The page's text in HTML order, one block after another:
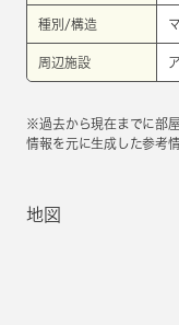
種別/構造
周辺施設
※過去から現在までに部
情報を元に生成した参考情
地図